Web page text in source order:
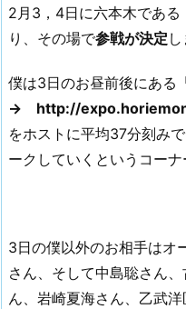
2月3，4日に六本木である
り、その場で参戦が決定 し
僕は3日のお昼前後にあ
→ http://
をホストに平均37分刻み
ークしていくというコーナ
3日の僕以外のお相手はオ
さん、そして中島聡さん
ん、岩崎夏海さん、乙武